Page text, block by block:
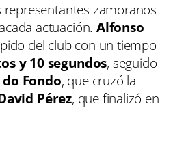
representantes zamoranos
actuación. Alfonso
del club con un tiempo
y 10 segundos, seguido
Fondo, que cruzó la
Pérez, que finalizó en